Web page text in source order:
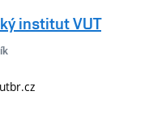
institut VUT